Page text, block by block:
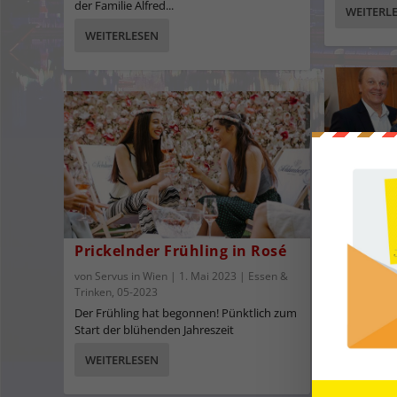
der Familie Alfred...
WEITERLESEN
Prickelnder Frühling in Rosé
von Servus in Wien | 1. Mai 2023 | Essen &
Trinken, 05-2023
Der Frühling hat begonnen! Pünktlich zum
Start der blühenden Jahreszeit
WEITERLESEN
10
der
Servus
Die Idee,
Bäckerei,